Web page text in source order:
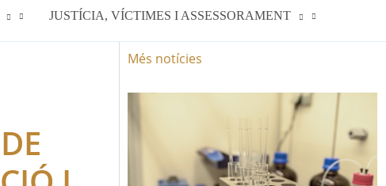
JUSTÍCIA, VÍCTIMES I ASSESSORAMENT
Més notícies